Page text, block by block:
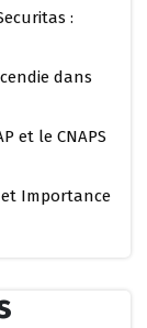
:
dans
et le CNAPS
Importance